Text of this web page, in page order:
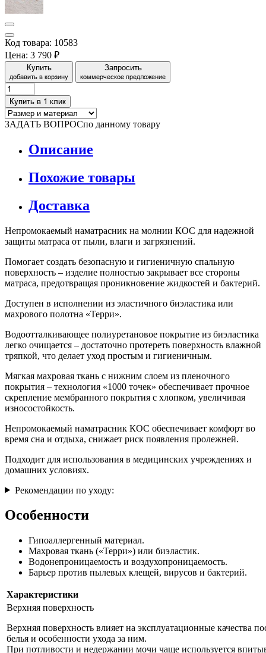
Код товара: 10583
Цена: 3 790 ₽
Купить
добавить в корзину
Запросить
коммерческое предложение
Купить в 1 клик
ЗАДАТЬ ВОПРОСпо данному товару
Описание
Похожие товары
Доставка
Непромокаемый наматрасник на молнии КОС для надежной
защиты матраса от пыли, влаги и загрязнений.
Помогает создать безопасную и гигиеничную спальную
поверхность – изделие полностью закрывает все стороны
матраса, предотвращая проникновение жидкостей и бактерий.
Доступен в исполнении из эластичного биэластика или
махрового полотна «Терри».
Водоотталкивающее полиуретановое покрытие из биэластика
легко очищается – достаточно протереть поверхность влажной
тряпкой, что делает уход простым и гигиеничным.
Мягкая махровая ткань с нижним слоем из пленочного
покрытия – технология «1000 точек» обеспечивает прочное
скрепление мембранного покрытия с хлопком, увеличивая
износостойкость.
Непромокаемый наматрасник КОС обеспечивает комфорт во
время сна и отдыха, снижает риск появления пролежней.
Подходит для использования в медицинских учреждениях и
домашних условиях.
Рекомендации по уходу:
Особенности
Гипоаллергенный материал.
Махровая ткань («Терри») или биэластик.
Водонепроницаемость и воздухопроницаемость.
Барьер против пылевых клещей, вирусов и бактерий.
Характеристики
Верхняя поверхность
Верхняя поверхность влияет на эксплуатационные качества
белья и особенности ухода за ним.
При потливости и недержании мочи чаще используется